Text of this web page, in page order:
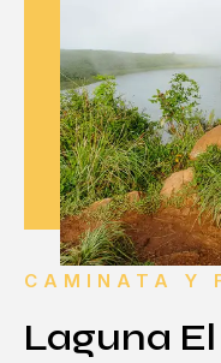
CAMINATA Y
Laguna